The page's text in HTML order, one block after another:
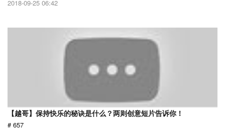
2018-09-25 06:42
【越哥】保持快乐的秘诀是什么？两则创意短片告诉你！
# 657